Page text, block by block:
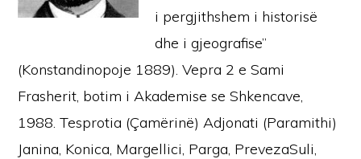
i pergjithshem i historisë
dhe i gjeografise”
(Konstandinopoje 1889). Vepra 2 e Sami
Frasherit, botim i Akademise se Shkencave,
1988. Tesprotia (Çamërinë) Adjonati (Paramithi)
Janina, Konica, Margellici, Parga, PrevezaSuli,